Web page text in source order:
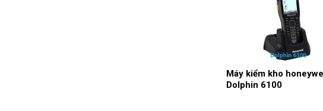
Máy kiểm kho
Dolphin 6100